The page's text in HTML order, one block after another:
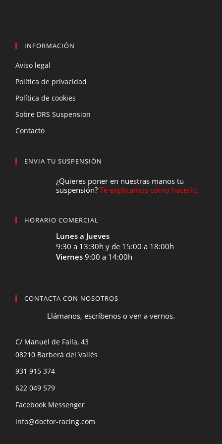
INFORMACIÓN
Aviso legal
Política de privacidad
Política de cookies
Sobre DRS Suspension
Contacto
ENVIA TU SUSPENSIÓN
¿Quieres poner en nuestras manos tu
suspensión?Te explicamos cómo hacerlo.
HORARIO COMERCIAL
Lunes a Jueves
9:30 a 13:30h y de 15:00 a 18:00h
Viernes9:00 a 14:00h
CONTACTA CON NOSOTROS
Llámanos, escríbenos o ven a vernos.
C/ Manuel de Falla, 43
08210 Barberá del Vallés
931 915 374
622 049 579
Facebook Messenger
info@doctor-racing.com